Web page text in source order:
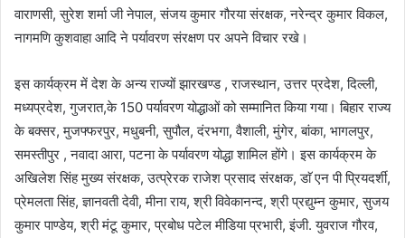
वाराणसी, सुरेश शर्मा जी नेपाल, संजय कुमार गौरया संरक्षक, नरेन्द्र कुमार विकल,
नागमणि कुशवाहा आदि ने पर्यावरण संरक्षण पर अपने विचार रखे।
इस कार्यक्रम में देश के अन्य राज्यों झारखण्ड , राजस्थान, उत्तर प्रदेश, दिल्ली,
मध्यप्रदेश, गुजरात,के 150 पर्यावरण योद्धाओं को सम्मानित किया गया। बिहार राज्य
के बक्सर, मुजफ्फरपुर, मधुबनी, सुपौल, दंरभगा, वैशाली, मुंगेर, बांका, भागलपुर,
समस्तीपुर , नवादा आरा, पटना के पर्यावरण योद्धा शामिल होंगे। इस कार्यक्रम के
अखिलेश सिंह मुख्य संरक्षक, उत्प्रेरक राजेश प्रसाद संरक्षक, डाॅ एन पी प्रियदर्शी,
प्रेमलता सिंह, ज्ञानवती देवी, मीना राय, श्री विवेकानन्द, श्री प्रद्युम्न कुमार, सुजय
कुमार पाण्डेय, श्री मंटू कुमार, प्रबोध पटेल मीडिया प्रभारी, इंजी. युवराज गौरव,